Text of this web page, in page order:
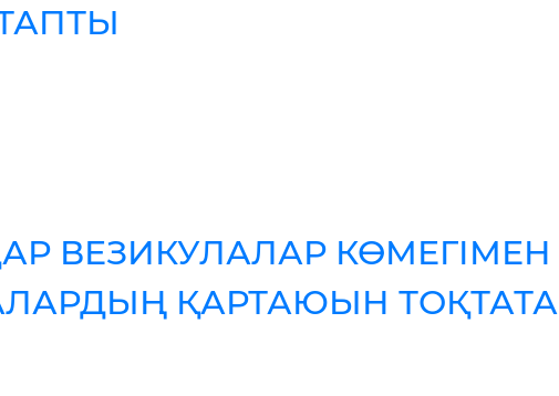
ВЕЗИКУЛАЛАР КӨМЕГІМЕН
ҚАРТАЮЫН ТОҚТАТА